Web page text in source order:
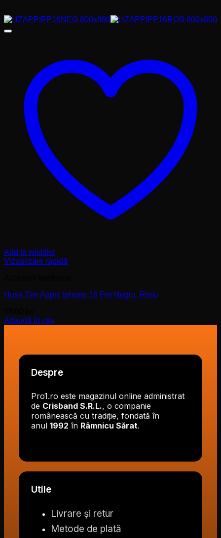
Add to wishlist
Vizualizare rapidă
Husa Zen Apple Iphone 16 Pro Negru, Rosu
Adaugă în coș
Despre
Pro1.ro este magazinul online administrat
de Crisband S.R.L., o companie
românească cu tradiție, fondată în
anul 1992 în Râmnicu Sărat.
Utile
Livrare și retur
Metode de plată